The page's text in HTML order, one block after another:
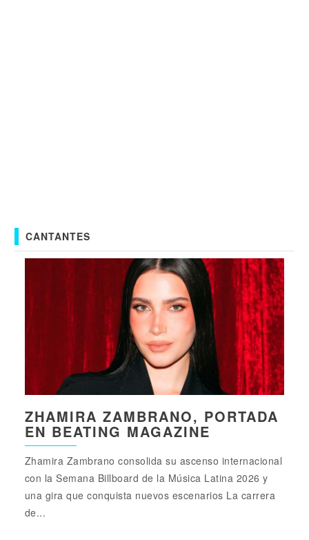
CANTANTES
ZHAMIRA ZAMBRANO, PORTADA
EN BEATING MAGAZINE
Zhamira Zambrano consolida su ascenso internacional
con la Semana Billboard de la Música Latina 2026 y
una gira que conquista nuevos escenarios La carrera
de...